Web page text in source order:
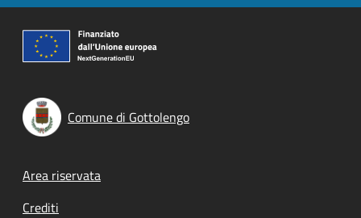
Comune di Gottolengo
Footer menu
Area riservata
Crediti